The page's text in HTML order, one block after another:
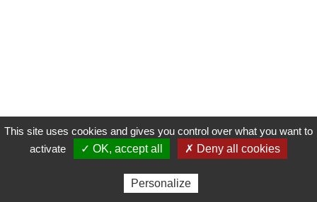
Gérer les cookies Mentions légales Réalisé par
This site uses cookies and gives you control over what you want to
activate
✓ OK, accept all ✗ Deny all cookies
Personalize